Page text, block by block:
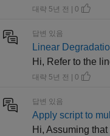
대략 5년 전 | 0
답변 있음
Linear
Hi, Refer to the
대략 5년 전 | 0
답변 있음
Apply script to
Hi, Assuming